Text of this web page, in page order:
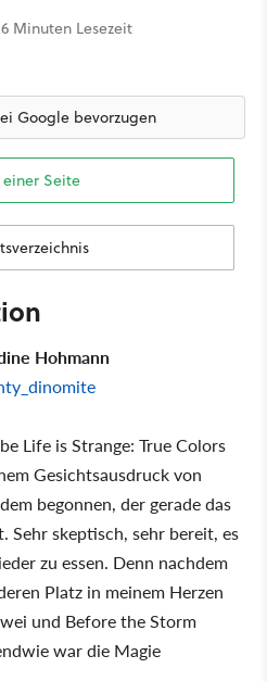
Minuten Lesezeit
Google bevorzugen
Seite
Hohmann
Life is Strange: True Colors
Gesichtsausdruck von
begonnen, der gerade das
skeptisch, sehr bereit, es
zu essen. Denn nachdem
Platz in meinem Herzen
und Before the Storm
war die Magie